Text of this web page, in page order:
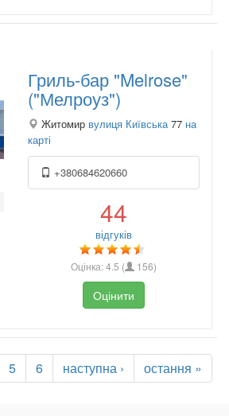
Гриль-бар "Melrose"
("Мелроуз")
Житомир вулиця Київська 77 на
карті
+380684620660
44
відгуків
Оцінка:4.5 ( 156)
Оцінити
5 6 наступна › остання »